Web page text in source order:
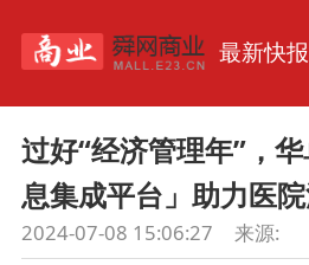
最新快报
过好“经济管理年”，
息集成平台」助力医
2024-07-08 15:06:27 来源: